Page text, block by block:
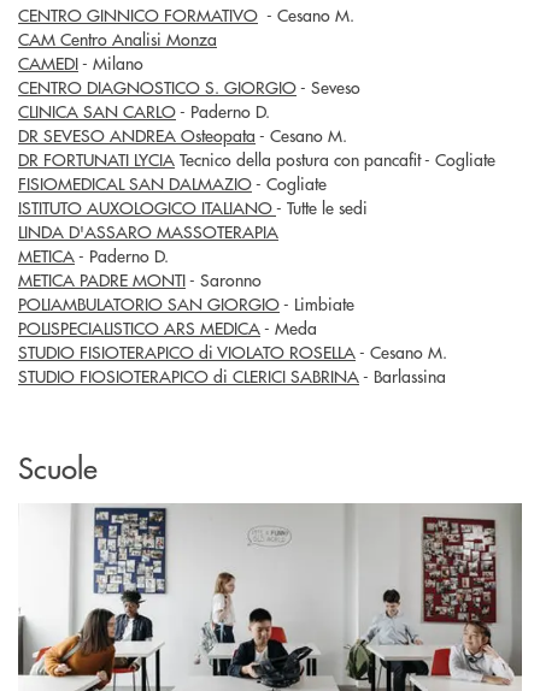
CENTRO GINNICO FORMATIVO - Cesano M.
CAM Centro Analisi Monza
CAMEDI- Milano
CENTRO DIAGNOSTICO S. GIORGIO- Seveso
CLINICA SAN CARLO- Paderno D.
DR SEVESO ANDREA Osteopata - Cesano M.
DR FORTUNATI LYCIA Tecnico della postura con pancafit - Cogliate
FISIOMEDICAL SAN DALMAZIO- Cogliate
ISTITUTO AUXOLOGICO ITALIANO- Tutte le sedi
LINDA D'ASSARO MASSOTERAPIA
METICA- Paderno D.
METICA PADRE MONTI- Saronno
POLIAMBULATORIO SAN GIORGIO- Limbiate
POLISPECIALISTICO ARS MEDICA- Meda
STUDIO FISIOTERAPICO di VIOLATO ROSELLA- Cesano M.
STUDIO FIOSIOTERAPICO di CLERICI SABRINA- Barlassina
Scuole